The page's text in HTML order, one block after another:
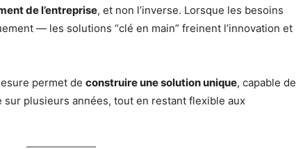
de l’entreprise, et non l’inverse. Lorsque les besoins
— les solutions “clé en main” freinent l’innovation et
permet de construire une solution unique, capable de
sur plusieurs années, tout en restant flexible aux